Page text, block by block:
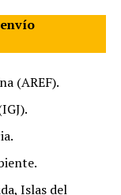
(AREF).
Islas del